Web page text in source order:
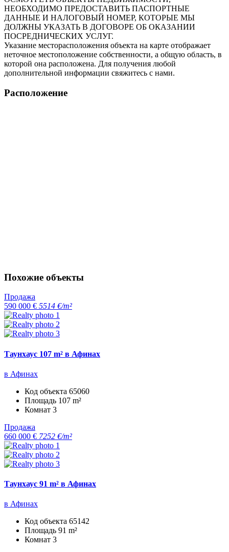
НЕОБХОДИМО ПРЕДОСТАВИТЬ ПАСПОРТНЫЕ
ДАННЫЕ И НАЛОГОВЫЙ НОМЕР, КОТОРЫЕ МЫ
ДОЛЖНЫ УКАЗАТЬ В ДОГОВОРЕ ОБ ОКАЗАНИИ
ПОСРЕДНИЧЕСКИХ УСЛУГ.
Указание месторасположения объекта на карте отображает
неточное местоположение собственности, а общую область, в
которой она расположена. Для получения любой
дополнительной информации свяжитесь с нами.
Расположение
Похожие объекты
Продажа
590 000 € 5514 €/m²
Таунхаус 107 m² в Афинах
в Афинах
Код объекта 65060
Площадь 107 m²
Комнат 3
Продажа
660 000 € 7252 €/m²
Таунхаус 91 m² в Афинах
в Афинах
Код объекта 65142
Площадь 91 m²
Комнат 3